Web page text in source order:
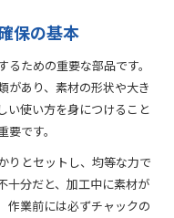
保の基本
ための重要な部品です。
があり、素材の形状や大き
い使い方を身につけること
です。
りとセットし、均等な力で
十分だと、加工中に素材が
作業前には必ずチャックの